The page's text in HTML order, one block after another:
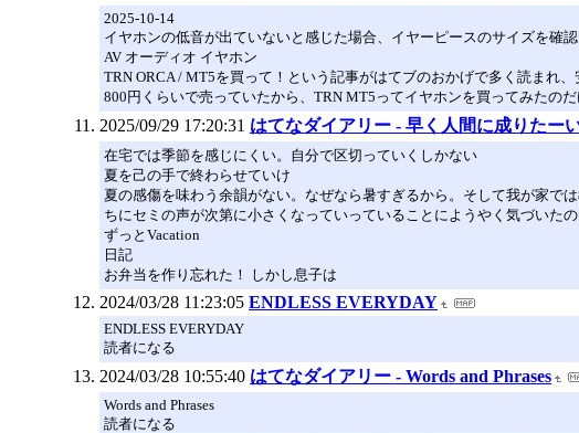
2025-10-14
イヤホンの低音が出ていないと感じた場合、イヤーピースのサイズを確認
AV オーディオ イヤホン
TRN ORCA / MT5を買って！という記事がはてブのおかげで多く読まれ
800円くらいで売っていたから、TRN MT5ってイヤホンを買ってみたの
2025/09/29 17:20:31 はてなダイアリー - 早く人間に成りたーい
在宅では季節を感じにくい。自分で区切っていくしかない
夏を己の手で終わらせていけ
夏の感傷を味わう余韻がない。なぜなら暑すぎるから。そして我が家で
ちにセミの声が次第に小さくなっていっていることにようやく気づいた
ずっとVacation
日記
お弁当を作り忘れた！ しかし息子は
2024/03/28 11:23:05 ENDLESS EVERYDAY
ENDLESS EVERYDAY
読者になる
2024/03/28 10:55:40 はてなダイアリー - Words and Phrases
Words and Phrases
読者になる